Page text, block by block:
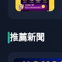
推薦新聞